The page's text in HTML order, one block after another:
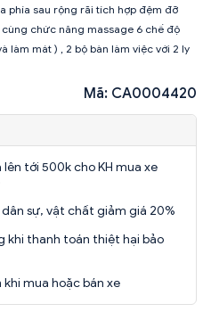
phía sau rộng rãi tích hợp đệm đỡ
chức năng massage 6 chế độ
làm mát ) , 2 bộ bàn làm việc với 2 ly
Mã: CA0004420
tới 500k cho KH mua xe
sự, vật chất giảm giá 20%
khi thanh toán thiệt hại bảo
mua hoặc bán xe